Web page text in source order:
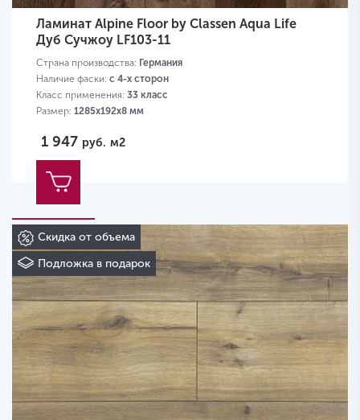
Ламинат Alpine Floor by Classen Aqua Life
Дуб Сучжоу LF103-11
Страна производства: Германия
Наличие фаски: с 4-х сторон
Класс применения: 33 класс
Размер: 1285х192х8 мм
1 947 руб. м2
Скидка от объема
Подложка в подарок